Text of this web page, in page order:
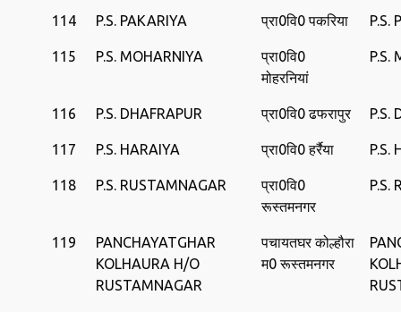
114 P.S. PAKARIYA प्रा0वि0 पकरिया P.S.
115 P.S. MOHARNIYA
प्रा0वि0
मोहरनियां
P.S.
116 P.S. DHAFRAPUR प्रा0वि0 ढफरापुर P.S.
117 P.S. HARAIYA प्रा0वि0 हर्रैया P.S.
118 P.S. RUSTAMNAGAR
प्रा0वि0
रूस्तमनगर
P.S.
119
PANCHAYATGHAR
KOLHAURA H/O
RUSTAMNAGAR
पचायतघर कोल्हौरा
म0 रूस्‍तमनगर